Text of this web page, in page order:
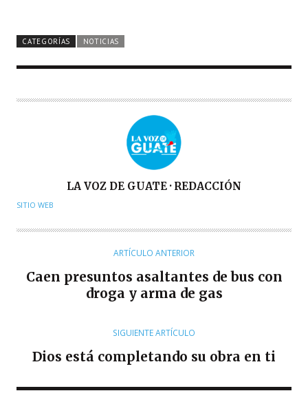
CATEGORÍAS NOTICIAS
U
O
LA VOZ DE GUATE · REDACCIÓN
SITIO WEB
ARTÍCULO ANTERIOR
Caen presuntos asaltantes de bus con
droga y arma de gas
SIGUIENTE ARTÍCULO
Dios está completando su obra en ti